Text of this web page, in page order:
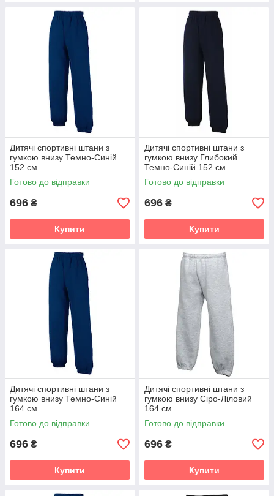
Дитячі спортивні штани з
гумкою внизу Темно-Синій
152 см
Готово до відправки
696 ₴
Купити
Дитячі спортивні штани з
гумкою внизу Глибокий
Темно-Синій 152 см
Готово до відправки
696 ₴
Купити
Дитячі спортивні штани з
гумкою внизу Темно-Синій
164 см
Готово до відправки
696 ₴
Купити
Дитячі спортивні штани з
гумкою внизу Сіро-Ліловий
164 см
Готово до відправки
696 ₴
Купити